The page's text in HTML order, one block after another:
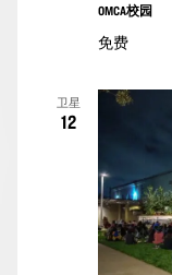
OMCA校园
免费
卫星
12